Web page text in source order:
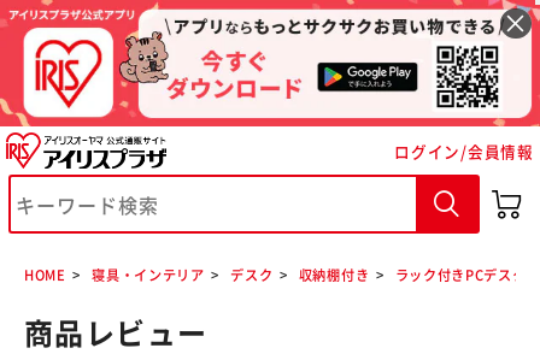
ログイン/会員情報
HOME 寝具・インテリア デスク 収納棚付き ラック付きPCデスク
商品レビュー
※ご確認ください
カートに入れる 購入手続きへ